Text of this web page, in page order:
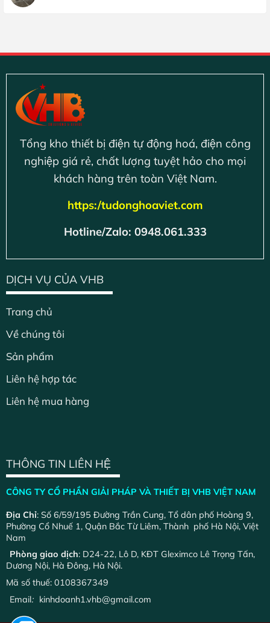
Tổng kho thiết bị điện tự động hoá, điện công
nghiệp giá rẻ, chất lượng tuyệt hảo cho mọi
khách hàng trên toàn Việt Nam.
https:/tudonghoaviet.com
Hotline/Zalo: 0948.061.333
DỊCH VỤ CỦA VHB
Trang chủ
Về chúng tôi
Sản phẩm
Liên hệ hợp tác
Liên hệ mua hàng
THÔNG TIN LIÊN HỆ
CÔNG TY CỔ PHẦN GIẢI PHÁP VÀ THIẾT BỊ VHB VIỆT NAM
Địa Chỉ: Số 6/59/195 Đường Trần Cung, Tổ dân phố Hoàng 9,
Phường Cổ Nhuế 1, Quận Bắc Từ Liêm, Thành phố Hà Nội, Việt
Nam
Phòng giao dịch: D24-22, Lô D, KĐT Gleximco Lê Trọng Tấn,
Dương Nội, Hà Đông, Hà Nội.
Mã số thuế: 0108367349
Email: kinhdoanh1.vhb@gmail.com